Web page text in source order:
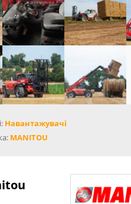
Навантажувачі
MANITOU